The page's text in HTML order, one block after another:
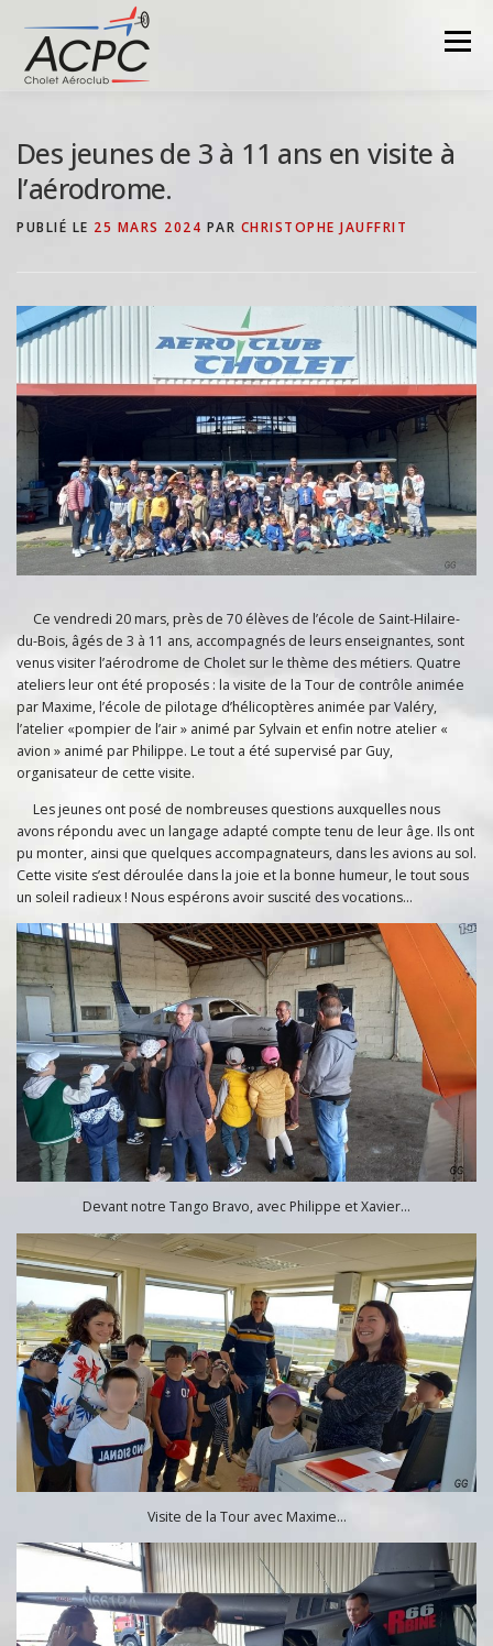
contenu
Menu
Des jeunes de 3 à 11 ans en visite à
l’aérodrome.
PUBLIÉ LE 25 MARS 2024 PAR CHRISTOPHE JAUFFRIT
Ce vendredi 20 mars, près de 70 élèves de l’école de Saint-Hilaire-
du-Bois, âgés de 3 à 11 ans, accompagnés de leurs enseignantes, sont
venus visiter l’aérodrome de Cholet sur le thème des métiers. Quatre
ateliers leur ont été proposés : la visite de la Tour de contrôle animée
par Maxime, l’école de pilotage d’hélicoptères animée par Valéry,
l’atelier «pompier de l’air » animé par Sylvain et enfin notre atelier «
avion » animé par Philippe. Le tout a été supervisé par Guy,
organisateur de cette visite.
Les jeunes ont posé de nombreuses questions auxquelles nous
avons répondu avec un langage adapté compte tenu de leur âge. Ils ont
pu monter, ainsi que quelques accompagnateurs, dans les avions au sol.
Cette visite s’est déroulée dans la joie et la bonne humeur, le tout sous
un soleil radieux ! Nous espérons avoir suscité des vocations…
Devant notre Tango Bravo, avec Philippe et Xavier…
Visite de la Tour avec Maxime…